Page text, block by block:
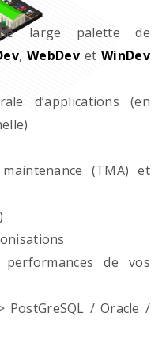
large palette de
,WebDevet WinDev
d’applications (en
(TMA) et
de vos
/ Oracle /